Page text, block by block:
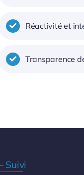
Réactivité et
Transparence
Suivi